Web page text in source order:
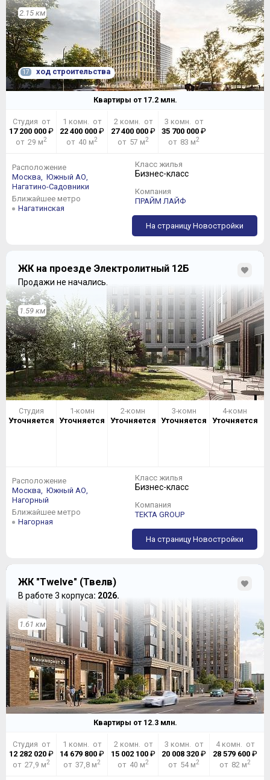
2.15 км
17 ход строительства
Квартиры от 17.2млн.
Студия от
17 200 000₽
от 29 м2
1 комн. от
22 400 000 ₽
от 40 м2
2 комн. от
27 400 000₽
от 57 м2
3 комн. от
35 700 000 ₽
от 83 м2
Расположение
Москва,
Южный АО,
Нагатино-Садовники
Ближайшее метро
Нагатинская
Класс жилья
Бизнес-класс
Компания
ПРАЙМ ЛАЙФ
На страницу Новостройки
ЖК на проезде Электролитный 12Б
Продажи не начались.
1.59 км
Студия
Уточняется
1-комн
Уточняется
2-комн
Уточняется
3-комн
Уточняется
4-комн
Уточняется
Расположение
Москва,
Южный АО,
Нагорный
Ближайшее метро
Нагорная
Класс жилья
Бизнес-класс
Компания
ТЕКТА GROUP
На страницу Новостройки
ЖК "Twelve" (Твелв)
В работе 3 корпуса: 2026.
1.61 км
Квартиры от 12.3млн.
Студия от
12 282 020₽
от 27,9 м2
1 комн. от
14 679 800 ₽
от 37,8 м2
2 комн. от
15 002 100₽
от 40 м2
3 комн. от
20 008 320 ₽
от 54 м2
4 комн. от
28 579 600₽
от 82 м2